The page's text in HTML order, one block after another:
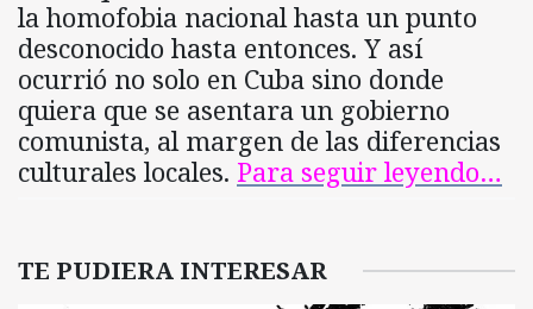
la homofobia nacional hasta un punto
desconocido hasta entonces. Y así
ocurrió no solo en Cuba sino donde
quiera que se asentara un gobierno
comunista, al margen de las diferencias
culturales locales. Para seguir leyendo…
TE PUDIERA INTERESAR